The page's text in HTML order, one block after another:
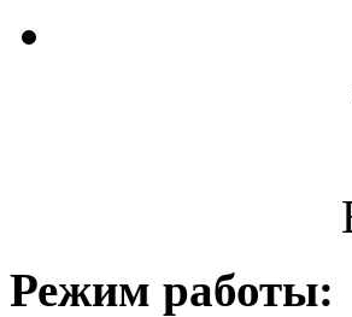
Режим работы: